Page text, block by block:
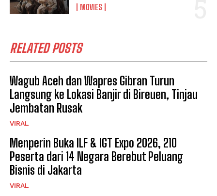
MOVIES
RELATED POSTS
Wagub Aceh dan Wapres Gibran Turun
Langsung ke Lokasi Banjir di Bireuen, Tinjau
Jembatan Rusak
VIRAL
Menperin Buka ILF & IGT Expo 2026, 210
Peserta dari 14 Negara Berebut Peluang
Bisnis di Jakarta
VIRAL